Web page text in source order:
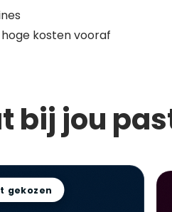
kosten vooraf
bij jou
gekozen